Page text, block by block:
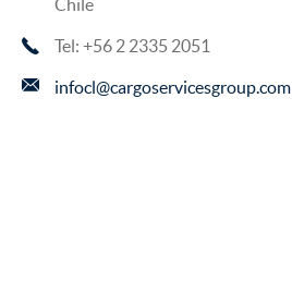
Chile
Tel: +56 2 2335 2051
infocl@cargoservicesgroup.com